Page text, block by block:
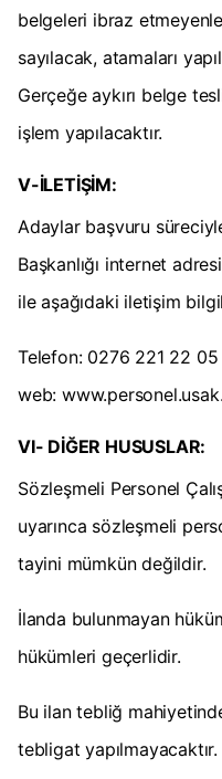
belgeleri ibraz
sayılacak, atamaları
Gerçeğe aykırı belge
işlem yapılacaktır.
V-İLETİŞİM:
Adaylar başvuru
Başkanlığı internet
ile aşağıdaki iletişim
Telefon: 0276 221 22
web:
VI- DİĞER HUSUSLAR:
Sözleşmeli Personel
uyarınca sözleşmeli
tayini mümkün değildir.
İlanda bulunmayan
hükümleri geçerlidir.
Bu ilan tebliğ
tebligat yapılmayacaktır.